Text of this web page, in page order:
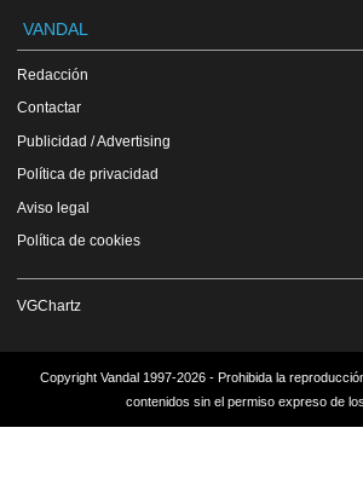
VANDAL
Redacción
Contactar
Publicidad / Advertising
Política de privacidad
Aviso legal
Política de cookies
VGChartz
Copyright Vandal 1997-2026 - Prohibida la
contenidos sin el permiso expreso de